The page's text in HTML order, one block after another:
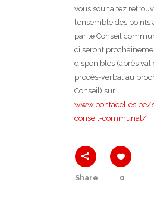
vous souhaitez
l’ensemble des points
par le Conseil
ci seront
disponibles (après
procès-verbal au
Conseil) sur :
conseil-communal/
Share 0